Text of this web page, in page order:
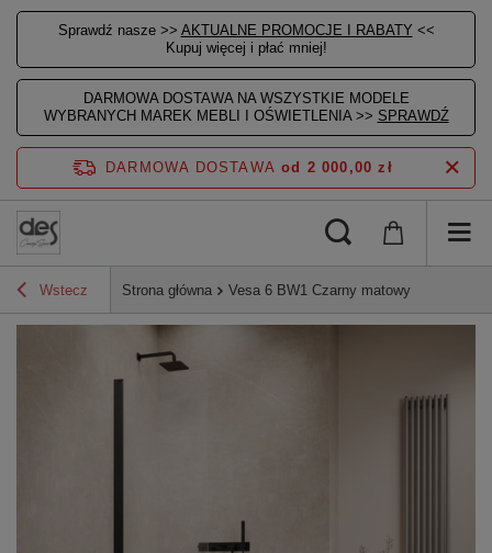
Sprawdź nasze >> AKTUALNE PROMOCJE I RABATY <<
Kupuj więcej i płać mniej!
DARMOWA DOSTAWA NA WSZYSTKIE MODELE
WYBRANYCH MAREK MEBLI I OŚWIETLENIA >> SPRAWDŹ
DARMOWA DOSTAWA od 2 000,00 zł
Wstecz Strona główna Vesa 6 BW1 Czarny matowy